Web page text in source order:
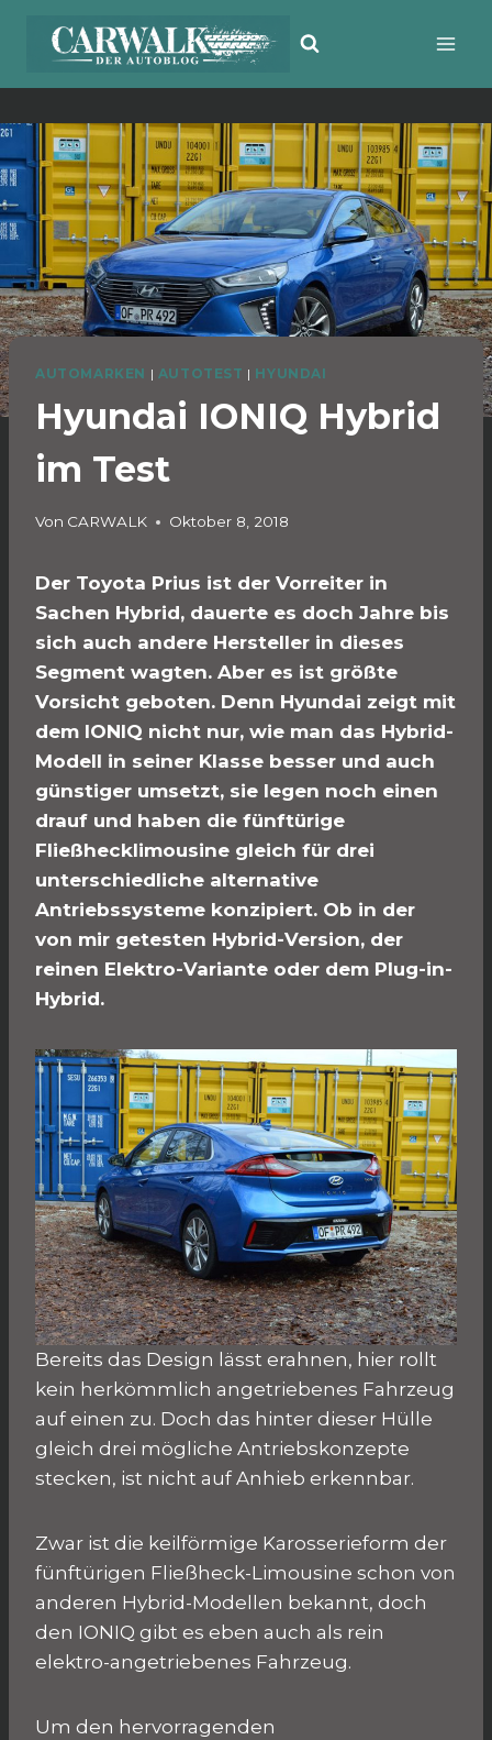
Inhalt
AUTOMARKEN | AUTOTEST | HYUNDAI
Hyundai IONIQ Hybrid
im Test
Von CARWALK Oktober 8, 2018
Der Toyota Prius ist der Vorreiter in
Sachen Hybrid, dauerte es doch Jahre bis
sich auch andere Hersteller in dieses
Segment wagten. Aber es ist größte
Vorsicht geboten. Denn Hyundai zeigt mit
dem IONIQ nicht nur, wie man das Hybrid-
Modell in seiner Klasse besser und auch
günstiger umsetzt, sie legen noch einen
drauf und haben die fünftürige
Fließhecklimousine gleich für drei
unterschiedliche alternative
Antriebssysteme konzipiert. Ob in der
von mir getesten Hybrid-Version, der
reinen Elektro-Variante oder dem Plug-in-
Hybrid.
Bereits das Design lässt erahnen, hier rollt
kein herkömmlich angetriebenes Fahrzeug
auf einen zu. Doch das hinter dieser Hülle
gleich drei mögliche Antriebskonzepte
stecken, ist nicht auf Anhieb erkennbar.
Zwar ist die keilförmige Karosserieform der
fünftürigen Fließheck-Limousine schon von
anderen Hybrid-Modellen bekannt, doch
den IONIQ gibt es eben auch als rein
elektro-angetriebenes Fahrzeug.
Um den hervorragenden